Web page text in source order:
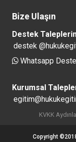
Bize Ulaşın
Destek
destek
Whatsapp
Kurumsal
KVKK
Copyright